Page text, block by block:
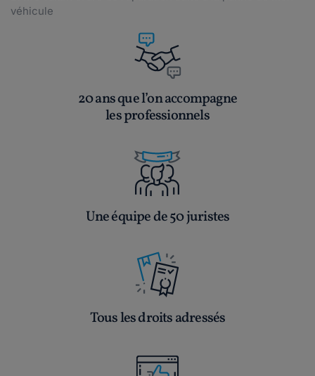
véhicule
20 ans que l’on accompagne
les professionnels
Une équipe de 50 juristes
Tous les droits adressés